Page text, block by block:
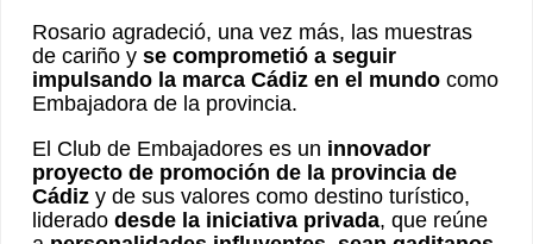
Rosario agradeció, una vez más, las muestras
de cariño yse comprometió a seguir
impulsando la marca Cádiz en el mundo como
Embajadora de la provincia.
El Club de Embajadores es un innovador
proyecto de promoción de la provincia de
Cádiz y de sus valores como destino turístico,
lideradodesde la iniciativa privada, que reúne